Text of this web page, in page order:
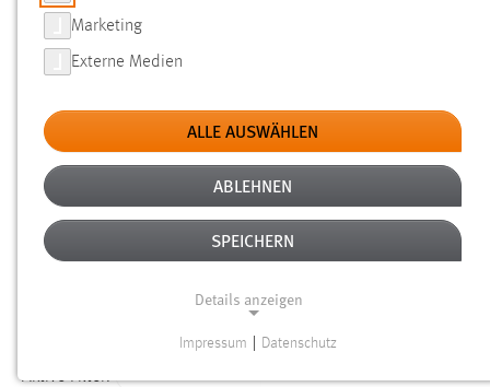
FILTER
Typ
Erstellungsdatum
Alter
Aktive Filter:
Marketing
Externe Medien
ALLE AUSWÄHLEN
ABLEHNEN
SPEICHERN
Details anzeigen
Impressum Datenschutz